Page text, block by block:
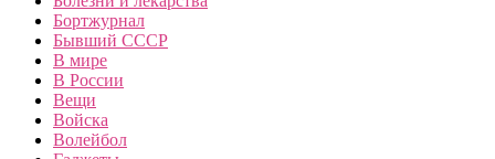
Бортжурнал
Бывший СССР
В мире
В России
Вещи
Войска
Волейбол